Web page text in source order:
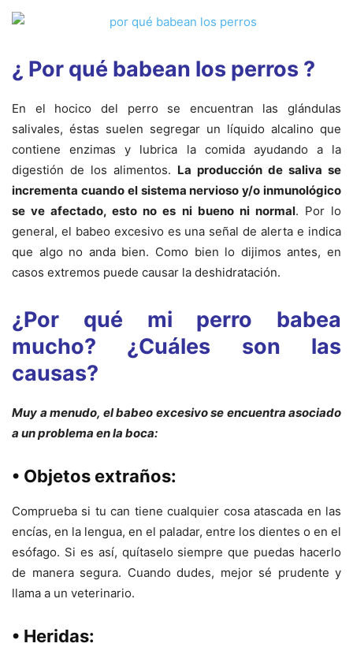
¿ Por qué babean los perros ?
En el hocico del perro se encuentran las glándulas
salivales, éstas suelen segregar un líquido alcalino que
contiene enzimas y lubrica la comida ayudando a la
digestión de los alimentos. La producción de saliva se
incrementa cuando el sistema nervioso y/o inmunológico
se ve afectado, esto no es ni bueno ni normal. Por lo
general, el babeo excesivo es una señal de alerta e indica
que algo no anda bien. Como bien lo dijimos antes, en
casos extremos puede causar la deshidratación.
¿Por qué mi perro babea
mucho? ¿Cuáles son las
causas?
Muy a menudo, el babeo excesivo se encuentra asociado
a un problema en la boca:
• Objetos extraños:
Comprueba si tu can tiene cualquier cosa atascada en las
encías, en la lengua, en el paladar, entre los dientes o en el
esófago. Si es así, quítaselo siempre que puedas hacerlo
de manera segura. Cuando dudes, mejor sé prudente y
llama a un veterinario.
• Heridas: